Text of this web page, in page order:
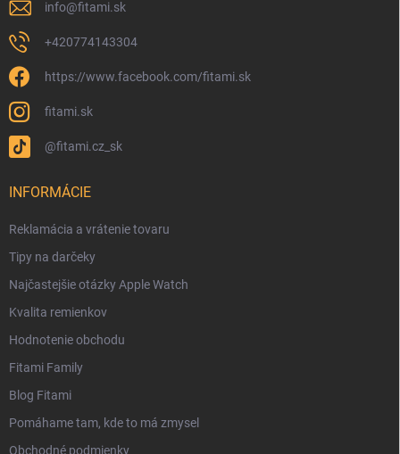
info@fitami.sk
+420774143304
https://www.facebook.com/fitami.sk
fitami.sk
@fitami.cz_sk
INFORMÁCIE
Reklamácia a vrátenie tovaru
Tipy na darčeky
Najčastejšie otázky Apple Watch
Kvalita remienkov
Hodnotenie obchodu
Fitami Family
Blog Fitami
Pomáhame tam, kde to má zmysel
Obchodné podmienky